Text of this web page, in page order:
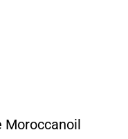
Moroccanoil